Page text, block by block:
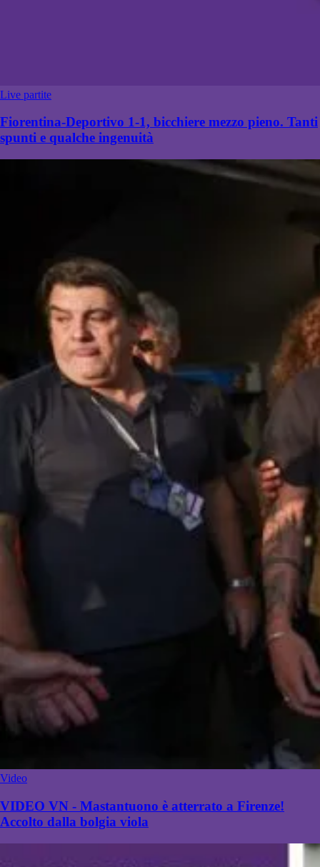
Live partite
Fiorentina-Deportivo 1-1, bicchiere mezzo pieno. Tanti
spunti e qualche ingenuità
Video
VIDEO VN - Mastantuono è atterrato a Firenze!
Accolto dalla bolgia viola